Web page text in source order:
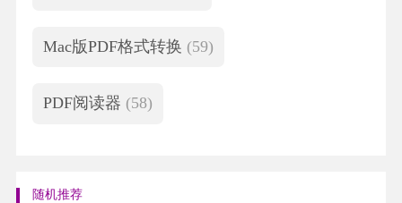
Mac版PDF格式转换 (59)
PDF阅读器 (58)
随机推荐